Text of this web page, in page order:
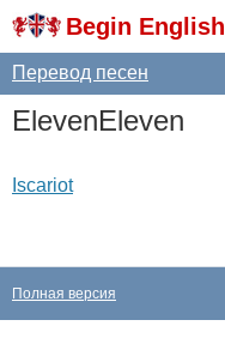
Begin English
Перевод песен
ElevenEleven
Iscariot
Полная версия